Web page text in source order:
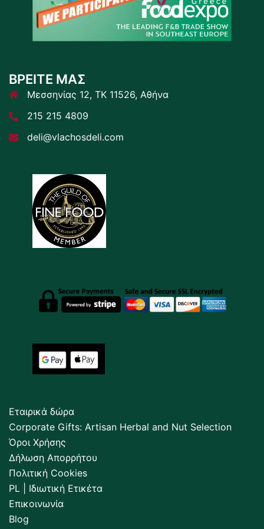
ΒΡΕΙΤΕ ΜΑΣ
Μεσσηνίας 12, ΤΚ 11526, Αθήνα
215 215 4809
deli@vlachosdeli.com
Εταιρικά δώρα
Corporate Gifts: Artisan Herbal and Nut Selection
Όροι Χρήσης
Δήλωση Απορρήτου
Πολιτική Cookies
PL | Ιδιωτική Ετικέτα
Επικοινωνία
Blog